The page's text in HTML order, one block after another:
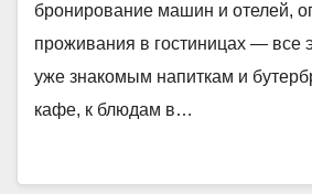
бронирование машин и отелей,
проживания в гостиницах — все
уже знакомым напиткам и
кафе, к блюдам в…